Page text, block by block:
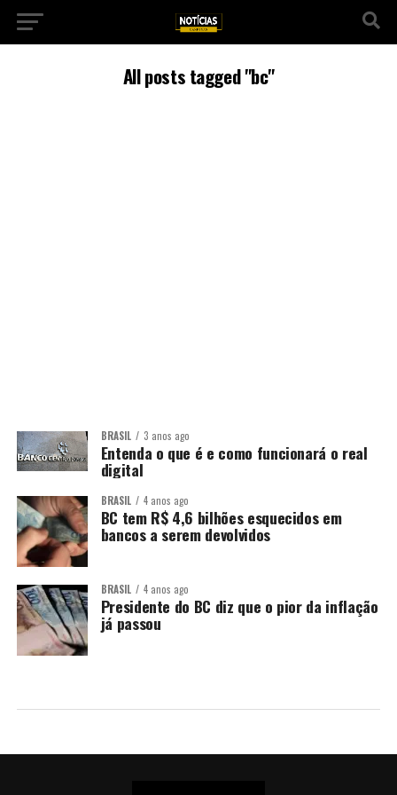
All posts tagged "bc"
BRASIL 3 anos ago
Entenda o que é e como funcionará o real
digital
BRASIL 4 anos ago
BC tem R$ 4,6 bilhões esquecidos em
bancos a serem devolvidos
BRASIL 4 anos ago
Presidente do BC diz que o pior da inflação
já passou